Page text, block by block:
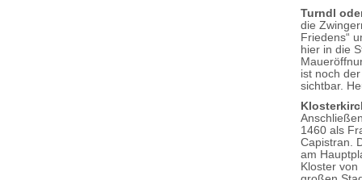
Turndl
die
Friedens“
hier in die
ist noch
sichtbar.
1460 als
Capistran.
am
Kloster